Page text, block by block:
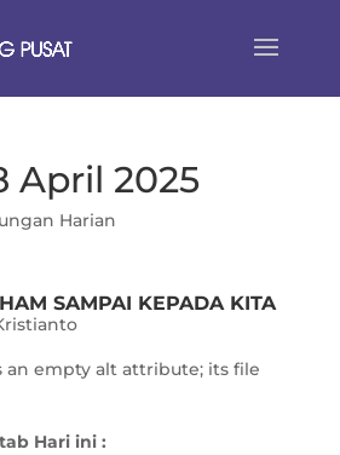
April 2025
Harian
SAMPAI KEPADA KITA
Hari ini :